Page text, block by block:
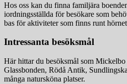
Hos oss kan du finna familjära
iordningsställda för besökare som
bas för aktiviteter som finns runt
Intressanta besöksmål
Här hittar du besöksmål som
Glassbonden, Rödå Antik,
många natursköna platser.